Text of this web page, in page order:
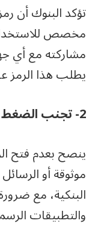
مخصص
مشاركته مع أي
يطلب هذا الرمز
2- تجنب الضغط على الروابط المشبوهة
ينصح بعدم فتح
موثوقة أو
البنكية، مع
والتطبيقات